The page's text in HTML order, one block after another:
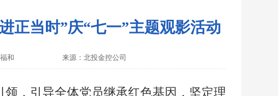
正当时”庆“七一”主题观影活动
和 来源：北投金控公司
，引导全体党员继承红色基因，坚定理